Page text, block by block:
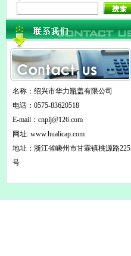
名称：绍兴市华力瓶盖有限公司
电话：0575-83620518
E-mail： cnplj@126.com
网址: www.hualicap.com
地址：浙江省嵊州市甘霖镇桃源路225
号